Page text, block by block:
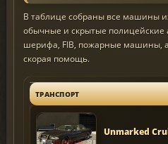
В таблице собраны все машины
обычные и скрытые полицейские
шерифа, FIB, пожарные машины,
скорая помощь.
ТРАНСПОРТ
Unmarked